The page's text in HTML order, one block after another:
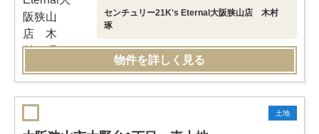
センチュリー21K's Eternal大阪狭山店 木村
琢
物件を詳しく見る
土地